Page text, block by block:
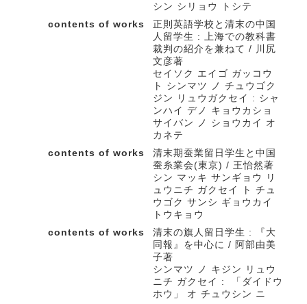
シン シリョウ トシテ
contents of works
正則英語学校と清末の中国
人留学生 : 上海での教科書
裁判の紹介を兼ねて / 川尻
文彦著
セイソク エイゴ ガッコウ
ト シンマツ ノ チュウゴク
ジン リュウガクセイ : シャ
ンハイ デノ キョウカショ
サイバン ノ ショウカイ オ
カネテ
contents of works
清末期蚕業留日学生と中国
蚕糸業会(東京) / 王怡然著
シン マッキ サンギョウ リ
ュウニチ ガクセイ ト チュ
ウゴク サンシ ギョウカイ
トウキョウ
contents of works
清末の旗人留日学生 : 『大
同報』を中心に / 阿部由美
子著
シンマツ ノ キジン リュウ
ニチ ガクセイ : 「ダイドウ
ホウ」 オ チュウシン ニ